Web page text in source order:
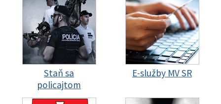
Staň sa
policajtom
E-služby MV SR